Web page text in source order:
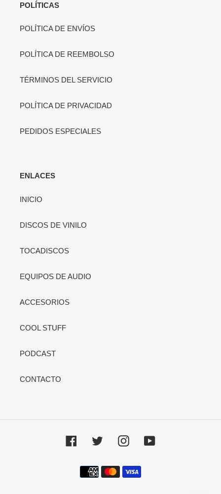
POLÍTICAS
POLÍTICA DE ENVÍOS
POLÍTICA DE REEMBOLSO
TÉRMINOS DEL SERVICIO
POLÍTICA DE PRIVACIDAD
PEDIDOS ESPECIALES
ENLACES
INICIO
DISCOS DE VINILO
TOCADISCOS
EQUIPOS DE AUDIO
ACCESORIOS
COOL STUFF
PODCAST
CONTACTO
Facebook Twitter InstagramYouTube
Métodos
de